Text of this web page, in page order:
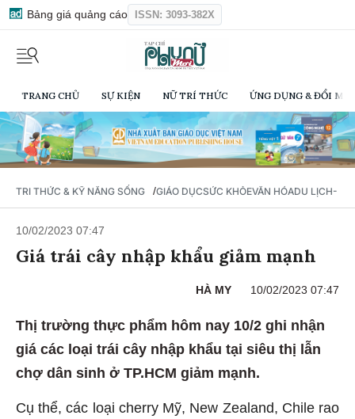
Bảng giá quảng cáo ISSN: 3093-382X
TRANG CHỦ SỰ KIỆN NỮ TRÍ THỨC ỨNG DỤNG & ĐỔI
TRI THỨC & KỸ NĂNG SỐNG /GIÁO DỤCSỨC KHỎEVĂN HÓADU LỊCH-
10/02/2023 07:47
Giá trái cây nhập khẩu giảm mạnh
HÀ MY 10/02/2023 07:47
Thị trường thực phẩm hôm nay 10/2 ghi nhận
giá các loại trái cây nhập khẩu tại siêu thị lẫn
chợ dân sinh ở TP.HCM giảm mạnh.
Cụ thể, các loại cherry Mỹ, New Zealand, Chile rao